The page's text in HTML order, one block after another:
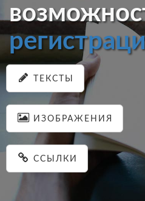
ТЕКСТЫ
ИЗОБРАЖЕНИЯ
ССЫЛКИ